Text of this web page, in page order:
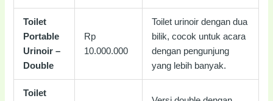
Toilet
Portable
Urinoir –
Double
Rp
10.000.000
Toilet urinoir dengan dua
bilik, cocok untuk acara
dengan pengunjung
yang lebih banyak.
Toilet